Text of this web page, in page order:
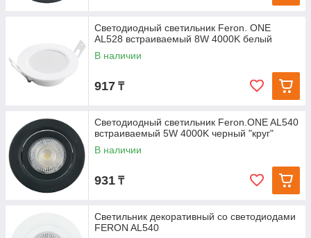
Светодиодный светильник Feron. ONE
AL528 встраиваемый 8W 4000K белый
В наличии
917 ₸
Светодиодный светильник Feron.ONE AL540
встраиваемый 5W 4000K черный "круг"
В наличии
931 ₸
Светильник декоративный со светодиодами
FERON AL540